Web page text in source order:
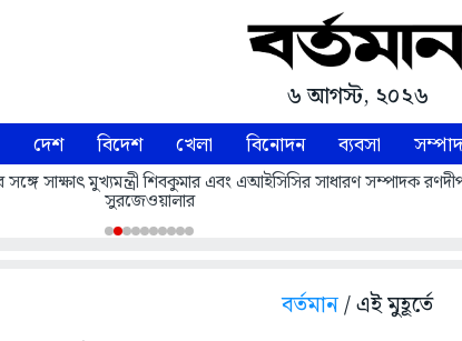
৬ আগস্ট, ২০২৬
দেশ বিদেশ খেলা বিনোদন ব্যবসা
সঙ্গে সাক্ষাৎ মুখ্যমন্ত্রী শিবকুমার এবং এআইসিসির সাধারণ সম্পাদক
সুরজেওয়ালার
বর্তমান/ এই মুহূর্তে